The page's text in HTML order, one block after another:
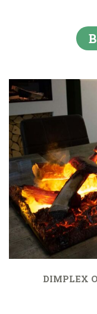
DIMPLEX